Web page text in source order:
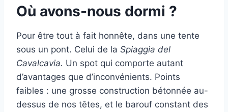
Où avons-nous dormi ?
Pour être tout à fait honnête, dans une tente
sous un pont. Celui de la Spiaggia del
Cavalcavia. Un spot qui comporte autant
d’avantages que d’inconvénients. Points
faibles : une grosse construction bétonnée au-
dessus de nos têtes, et le barouf constant des